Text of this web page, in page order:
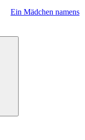
Ein Mädchen namens